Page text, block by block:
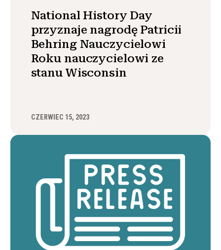
National History Day
przyznaje nagrodę Patricii
Behring Nauczycielowi
Roku nauczycielowi ze
stanu Wisconsin
CZERWIEC 15, 2023